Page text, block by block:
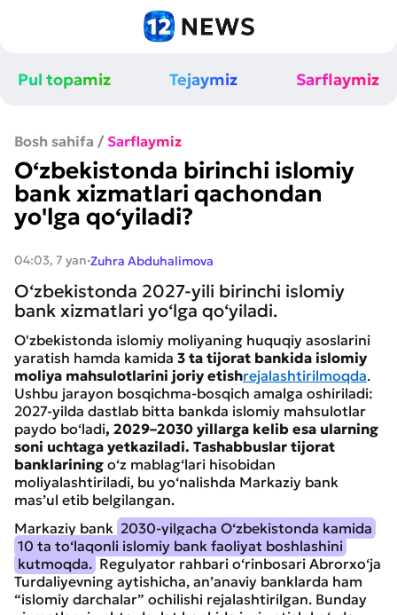
Pul topamiz Tejaymiz Sarflaymiz
Bosh sahifa / Sarflaymiz
O‘zbekistonda birinchi islomiy
bank xizmatlari qachondan
yo'lga qo‘yiladi?
04:03, 7 yan·Zuhra Abduhalimova
O‘zbekistonda 2027-yili birinchi islomiy
bank xizmatlari yo‘lga qo‘yiladi.
O'zbekistonda islomiy moliyaning huquqiy asoslarini
yaratish hamda kamida 3 ta tijorat bankida islomiy
moliya mahsulotlarini joriy etishrejalashtirilmoqda.
Ushbu jarayon bosqichma-bosqich amalga oshiriladi:
2027-yilda dastlab bitta bankda islomiy mahsulotlar
paydo bo‘ladi, 2029–2030 yillarga kelib esa ularning
soni uchtaga yetkaziladi. Tashabbuslar tijorat
banklarining o‘z mablag‘lari hisobidan
moliyalashtiriladi, bu yo‘nalishda Markaziy bank
mas’ul etib belgilangan.
Markaziy bank 2030-yilgacha O‘zbekistonda kamida
10 ta to‘laqonli islomiy bank faoliyat boshlashini
kutmoqda. Regulyator rahbari o‘rinbosari Abrorxo‘ja
Turdaliyevning aytishicha, an’anaviy banklarda ham
“islomiy darchalar” ochilishi rejalashtirilgan. Bunday